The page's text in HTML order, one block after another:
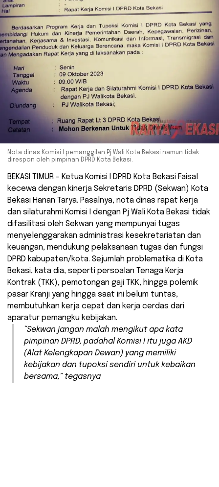
Nota dinas Komisi I pemanggilan Pj Wali Kota Bekasi namun tidak
direspon oleh pimpinan DPRD Kota Bekasi.
BEKASI TIMUR – Ketua Komisi I DPRD Kota Bekasi Faisal
kecewa dengan kinerja Sekretaris DPRD (Sekwan) Kota
Bekasi Hanan Tarya. Pasalnya, nota dinas rapat kerja
dan silaturahmi Komisi I dengan Pj Wali Kota Bekasi tidak
difasilitasi oleh Sekwan yang mempunyai tugas
menyelenggarakan administrasi kesekretariatan dan
keuangan, mendukung pelaksanaan tugas dan fungsi
DPRD kabupaten/kota. Sejumlah problematika di Kota
Bekasi, kata dia, seperti persoalan Tenaga Kerja
Kontrak (TKK), pemotongan gaji TKK, hingga polemik
pasar Kranji yang hingga saat ini belum tuntas,
membutuhkan kerja cepat dan kerja cerdas dari
aparatur pemangku kebijakan.
“Sekwan jangan malah mengikut apa kata
pimpinan DPRD, padahal Komisi I itu juga AKD
(Alat Kelengkapan Dewan) yang memiliki
kebijakan dan tupoksi sendiri untuk kebaikan
bersama,” tegasnya